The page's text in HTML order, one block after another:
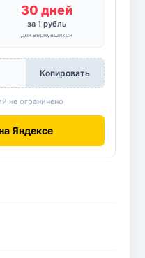
30 дней
за 1 рубль
для вернувшихся
Копировать
не ограничено
Яндексе